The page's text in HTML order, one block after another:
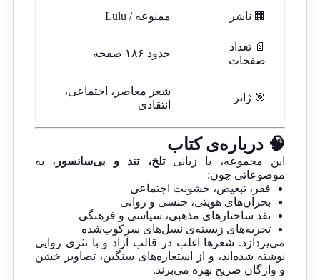
🏢 ناشر ممنوعه / Lulu
📄 تعداد
صفحات
حدود ۱۸۶ صفحه
🎯 ژانر
شعر معاصر، اجتماعی،
انتقادی
🧠 درباره‌ی کتاب
این مجموعه، با زبانیتلخ، تند و بی‌سانسور ، به
موضوعاتی چون:
فقر، تبعیض، خشونت اجتماعی
بحران‌های هویتی، جنسی و روانی
نقد ساختارهای مذهبی، سیاسی و فرهنگی
تجربه‌های زیسته‌ی نسل‌های سرکوب‌شده
می‌پردازد. شعرها اغلب در قالب آزاد و با نثری روایی
نوشته شده‌اند، و از استعاره‌های سنگین، تصاویر خشن
و واژگان صریح بهره می‌برند.